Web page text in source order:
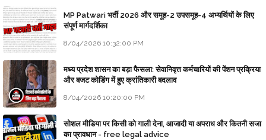
MP Patwari भर्ती 2026 और समूह-2 उपसमूह-4 अभ्यर्थियों के लिए
संपूर्ण मार्गदर्शिका
8/04/2026 10:32:00 PM
मध्य प्रदेश शासन का बड़ा फैसला: सेवानिवृत्त कर्मचारियों की पेंशन प्रक्रिया
और बजट कोडिंग में हुए क्रांतिकारी बदलाव
8/04/2026 10:20:00 PM
सोशल मीडिया पर किसी को गाली देना, आजादी या अपराध और कितनी सजा
का प्रावधान - free legal advice